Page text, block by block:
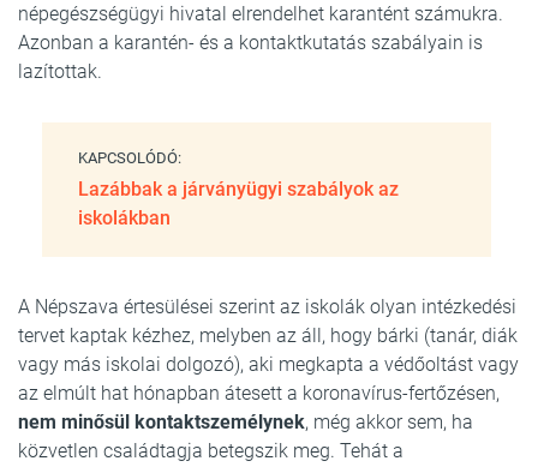
népegészségügyi hivatal elrendelhet karantént számukra.
Azonban a karantén- és a kontaktkutatás szabályain is
lazítottak.
KAPCSOLÓDÓ:
Lazábbak a járványügyi szabályok az
iskolákban
A Népszava értesülései szerint az iskolák olyan intézkedési
tervet kaptak kézhez, melyben az áll, hogy bárki (tanár, diák
vagy más iskolai dolgozó), aki megkapta a védőoltást vagy
az elmúlt hat hónapban átesett a koronavírus-fertőzésen,
nem minősül kontaktszemélynek, még akkor sem, ha
közvetlen családtagja betegszik meg. Tehát a